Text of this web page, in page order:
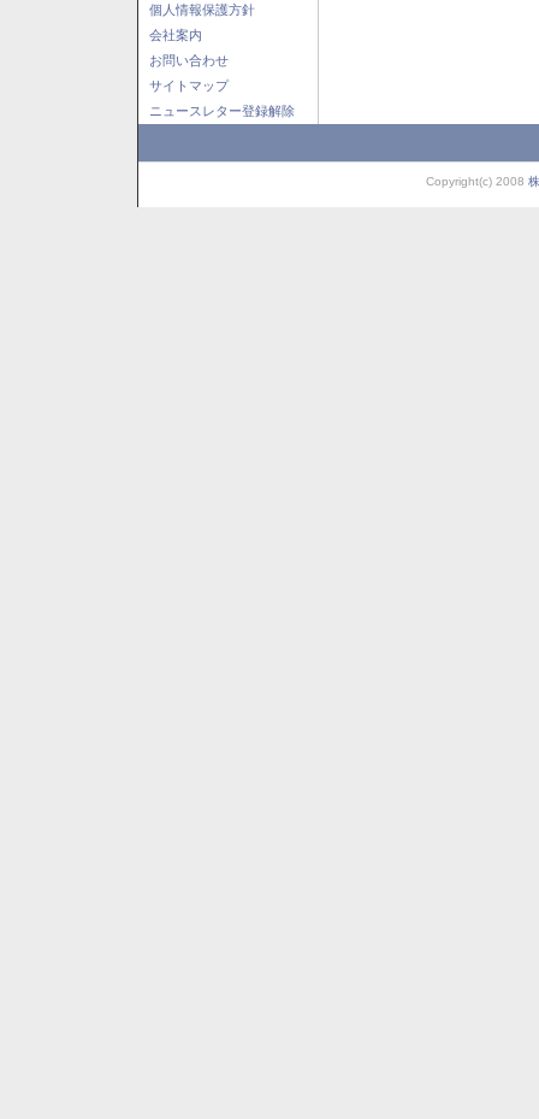
個人情報保護方針
会社案内
お問い合わせ
サイトマップ
ニュースレター登録解除
Copyright(c) 2008